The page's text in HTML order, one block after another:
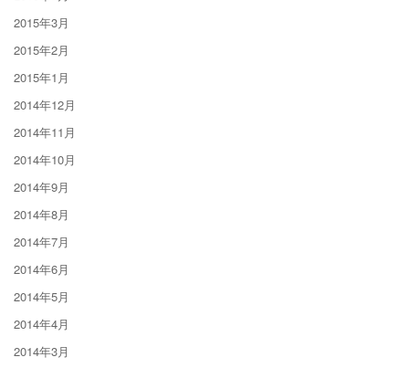
2015年3月
2015年2月
2015年1月
2014年12月
2014年11月
2014年10月
2014年9月
2014年8月
2014年7月
2014年6月
2014年5月
2014年4月
2014年3月